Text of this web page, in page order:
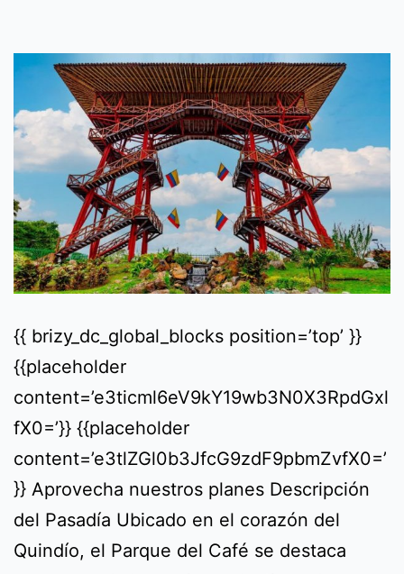
{{ brizy_dc_global_blocks position=’top’ }}
{{placeholder
content=’e3ticml6eV9kY19wb3N0X3RpdGxl
fX0=’}} {{placeholder
content=’e3tlZGl0b3JfcG9zdF9pbmZvfX0=’
}} Aprovecha nuestros planes Descripción
del Pasadía Ubicado en el corazón del
Quindío, el Parque del Café se destaca